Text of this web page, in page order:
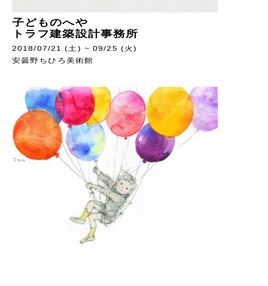
子どものへや
トラフ建築設計事務所
2018/07/21 (土) ~ 09/25 (火)
安曇野ちひろ美術館